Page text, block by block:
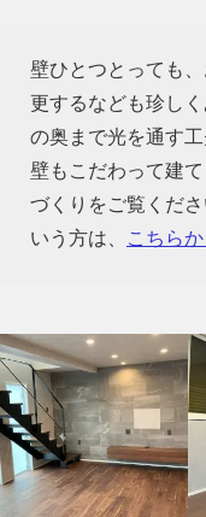
壁ひとつとっても
更するなども珍し
の奥まで光を通す
壁もこだわって建
づくりをご覧くだ
いう方は、
こちらか